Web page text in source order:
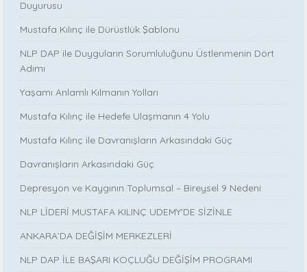
Duyurusu
Mustafa Kılınç ile Dürüstlük Şablonu
NLP DAP ile Duyguların Sorumluluğunu Üstlenmenin Dört
Adımı
Yaşamı Anlamlı Kılmanın Yolları
Mustafa Kılınç ile Hedefe Ulaşmanın 4 Yolu
Mustafa Kılınç ile Davranışların Arkasındaki Güç
Davranışların Arkasındaki Güç
Depresyon ve Kaygının Toplumsal – Bireysel 9 Nedeni
NLP LİDERİ MUSTAFA KILINÇ UDEMY'DE SİZİNLE
ANKARA’DA DEĞİŞİM MERKEZLERİ
NLP DAP İLE BAŞARI KOÇLUĞU DEĞİŞİM PROGRAMI